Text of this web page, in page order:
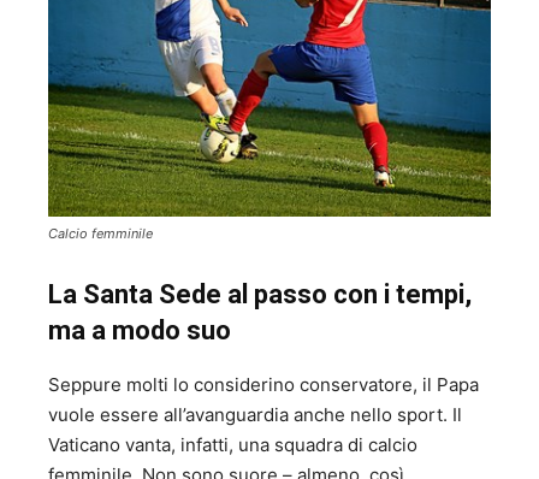
Calcio femminile
La Santa Sede al passo con i tempi,
ma a modo suo
Seppure molti lo considerino conservatore, il Papa
vuole essere all’avanguardia anche nello sport. Il
Vaticano vanta, infatti, una squadra di calcio